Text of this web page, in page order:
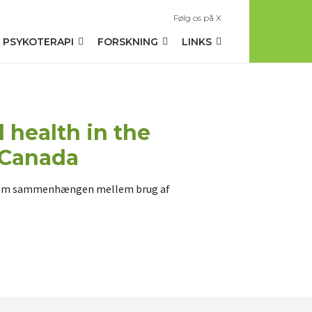
Følg os på X
PSYKOTERAPI FORSKNING LINKS
health in the
sammenhængen mellem brug af